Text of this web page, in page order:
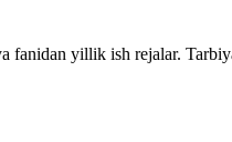
fanidan yillik ish rejalar.